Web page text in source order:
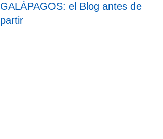
GALÁPAGOS: el Blog antes de
partir